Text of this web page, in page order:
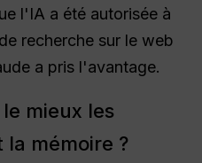
l'IA a été autorisée à
recherche sur le web
a pris l'avantage.
mieux les
mémoire ?